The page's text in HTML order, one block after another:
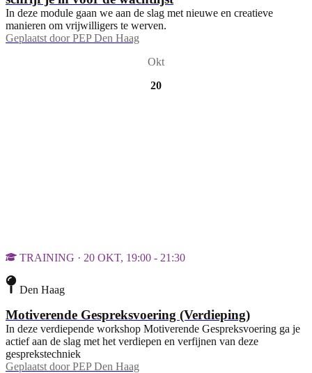
In deze module gaan we aan de slag met nieuwe en creatieve
manieren om vrijwilligers te werven.
Geplaatst door PEP Den Haag
Okt
20
TRAINING · 20 OKT, 19:00 - 21:30
Den Haag
Motiverende Gespreksvoering (Verdieping)
In deze verdiepende workshop Motiverende Gespreksvoering ga je
actief aan de slag met het verdiepen en verfijnen van deze
gesprekstechniek
Geplaatst door PEP Den Haag